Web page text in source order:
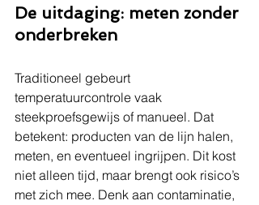
De uitdaging: meten zonder
onderbreken
Traditioneel gebeurt
temperatuurcontrole vaak
steekproefsgewijs of manueel. Dat
betekent: producten van de lijn halen,
meten, en eventueel ingrijpen. Dit kost
niet alleen tijd, maar brengt ook risico’s
met zich mee. Denk aan contaminatie,